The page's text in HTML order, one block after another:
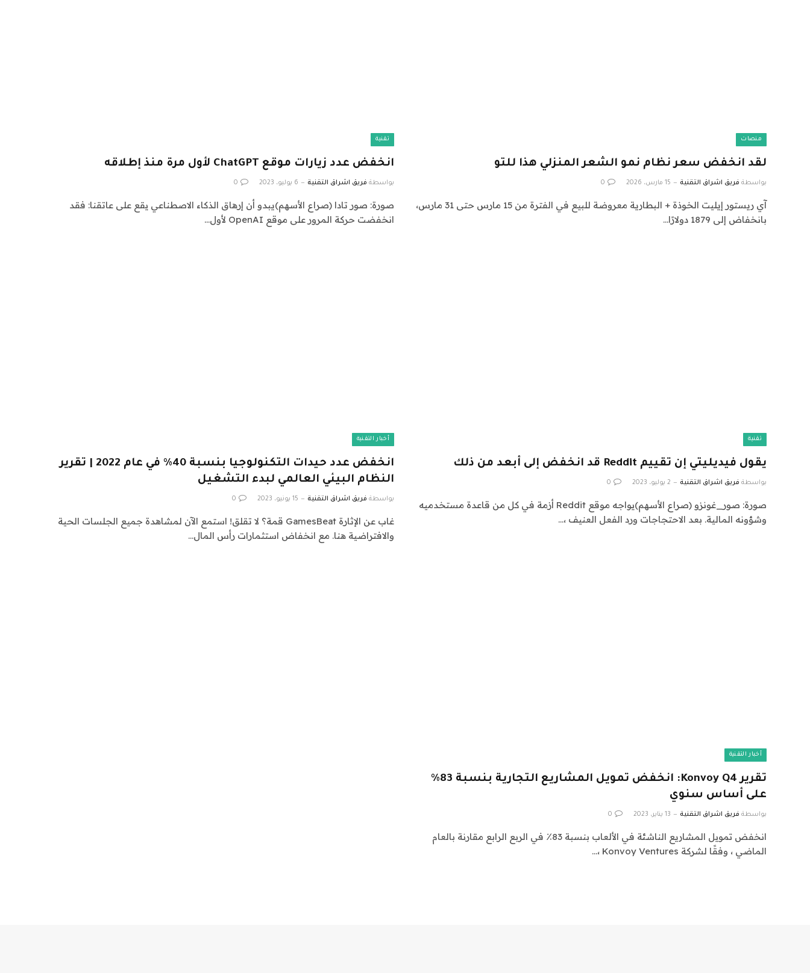
منصات
لقد انخفض سعر نظام نمو الشعر المنزلي هذا للتو
بواسطة فريق اشراق التقنية 15 مارس، 2026 0
آي ريستور إيليت الخوذة + البطارية معروضة للبيع في الفترة من 15 مارس حتى 31 مارس،
بانخفاض إلى 1879 دولارًا…
تقنية
انخفض عدد زيارات موقع ChatGPT لأول مرة منذ إطلاقه
بواسطة فريق اشراق التقنية 6 يوليو، 2023 0
صورة: صور تادا (صراع الأسهم)يبدو أن إرهاق الذكاء الاصطناعي يقع على عاتقنا: فقد
انخفضت حركة المرور على موقع OpenAI لأول…
تقنية
يقول فيديليتي إن تقييم Reddit قد انخفض إلى أبعد من ذلك
بواسطة فريق اشراق التقنية 2 يوليو، 2023 0
صورة: صور_غونزو (صراع الأسهم)يواجه موقع Reddit أزمة في كل من قاعدة مستخدميه
وشؤونه المالية. بعد الاحتجاجات ورد الفعل العنيف ،…
أخبار التقنية
انخفض عدد حيدات التكنولوجيا بنسبة 40٪ في عام 2022 | تقرير
النظام البيئي العالمي لبدء التشغيل
بواسطة فريق اشراق التقنية 15 يونيو، 2023 0
غاب عن الإثارة GamesBeat قمة؟ لا تقلق! استمع الآن لمشاهدة جميع الجلسات الحية
والافتراضية هنا. مع انخفاض استثمارات رأس المال…
أخبار التقنية
تقرير Konvoy Q4: انخفض تمويل المشاريع التجارية بنسبة 83٪
على أساس سنوي
بواسطة فريق اشراق التقنية 13 يناير، 2023 0
انخفض تمويل المشاريع الناشئة في الألعاب بنسبة 83٪ في الربع الرابع مقارنة بالعام
الماضي ، وفقًا لشركة Konvoy Ventures ،…